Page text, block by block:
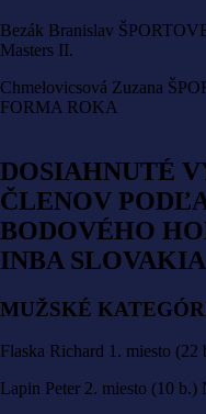
Bezák Branislav
Masters II.
Chmelovicsová Zuzana
FORMA ROKA
DOSIAHNUTÉ
ČLENOV
BODOVÉHO
INBA
MUŽSKÉ
Flaska Richard 1. miesto
Lapin Peter 2. miesto (10